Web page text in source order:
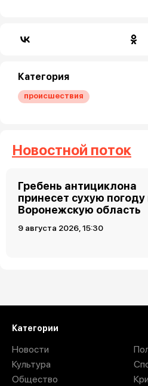
Категория
происшествия
Новостной поток
Гребень антициклона
принесет сухую погоду
Воронежскую область
9 августа 2026, 15:30
Категории
Новости
Культура
Общество